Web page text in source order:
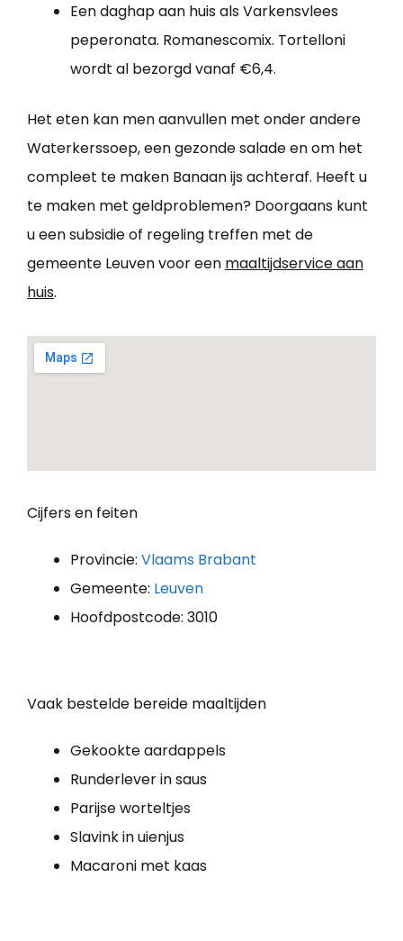
Een daghap aan huis als Varkensvlees
peperonata. Romanescomix. Tortelloni
wordt al bezorgd vanaf €6,4.
Het eten kan men aanvullen met onder andere
Waterkerssoep, een gezonde salade en om het
compleet te maken Banaan ijs achteraf. Heeft u
te maken met geldproblemen? Doorgaans kunt
u een subsidie of regeling treffen met de
gemeente Leuven voor een maaltijdservice aan
huis.
Cijfers en feiten
Provincie: Vlaams Brabant
Gemeente: Leuven
Hoofdpostcode: 3010
Vaak bestelde bereide maaltijden
Gekookte aardappels
Runderlever in saus
Parijse worteltjes
Slavink in uienjus
Macaroni met kaas